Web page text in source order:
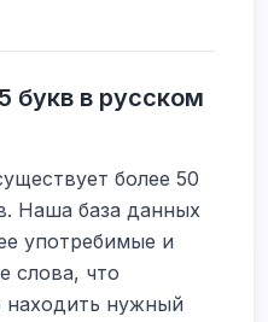
букв в русском
более 50
Наша база данных
употребимые и
слова, что
находить нужный